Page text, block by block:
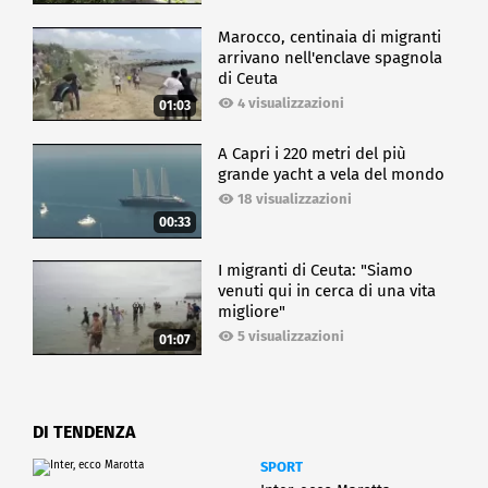
circolazione che c'è stata nelle precedenti epidemie
stagionali
potrebbe trovare una popolazione nella prossima
stagione meno
responsiva dal punto di vista anticorpale e quindi
suscettibile di ammalarsi e quindi una circolazione
del virus
molto più vivace per cui noi raccomandiamo ancor
la vaccinazione rispetto a prima".
Una previsione su cui concorda anche il prof. Icardi.
virus influenzali non hanno praticamente circolato,
sia una minor capacità del nostro sistema
01:03
Marocco, centinaia di migranti
arrivano nell'enclave spagnola
di Ceuta
4 visualizzazioni
00:33
A Capri i 220 metri del più
grande yacht a vela del mondo
18 visualizzazioni
01:07
I migranti di Ceuta: "Siamo
venuti qui in cerca di una vita
migliore"
5 visualizzazioni
DI TENDENZA
SPORT